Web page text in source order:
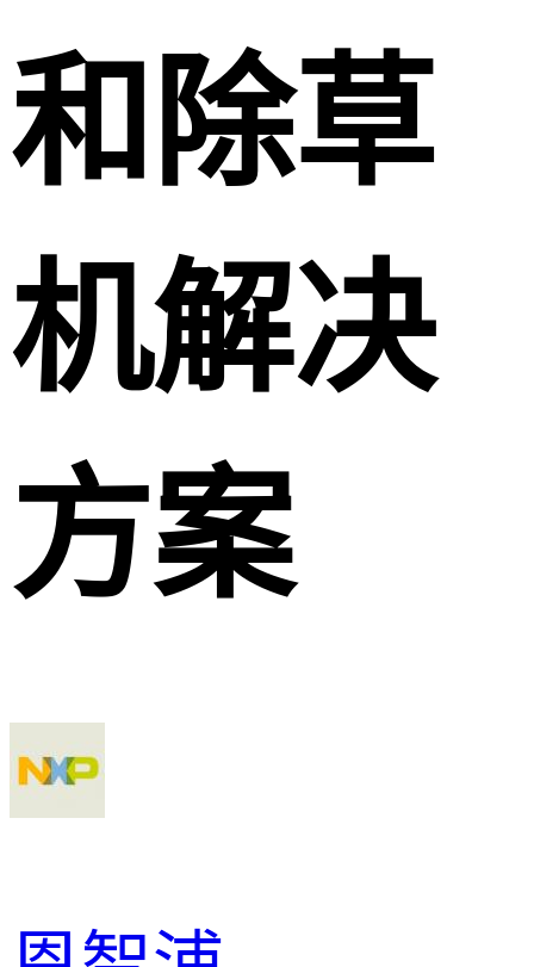
和除草
机解决
方案